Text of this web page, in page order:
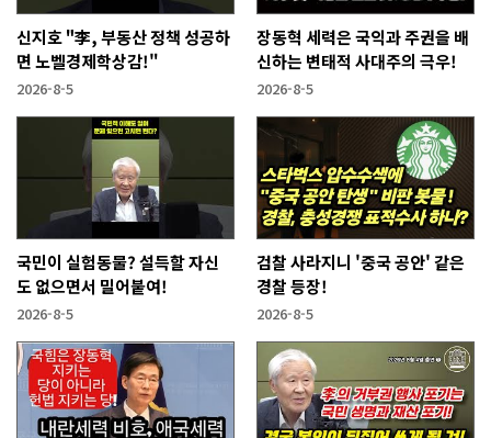
신지호 "李, 부동산 정책 성공하
면 노벨경제학상감!"
2026-8-5
장동혁 세력은 국익과 주권을 배
신하는 변태적 사대주의 극우!
2026-8-5
국민이 실험동물? 설득할 자신
도 없으면서 밀어붙여!
2026-8-5
검찰 사라지니 '중국 공안' 같은
경찰 등장!
2026-8-5